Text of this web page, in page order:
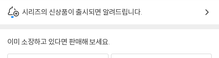
시리즈의 신상품이 출시되면 알려드립니다.
이미 소장하고 있다면 판매해 보세요.